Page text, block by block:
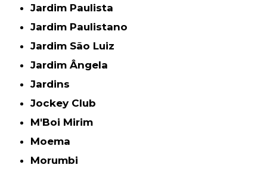
Jardim Paulista
Jardim Paulistano
Jardim São Luiz
Jardim Ângela
Jardins
Jockey Club
M'Boi Mirim
Moema
Morumbi